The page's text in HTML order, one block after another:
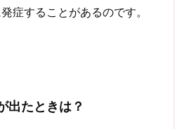
症することがあるのです。
出たときは？